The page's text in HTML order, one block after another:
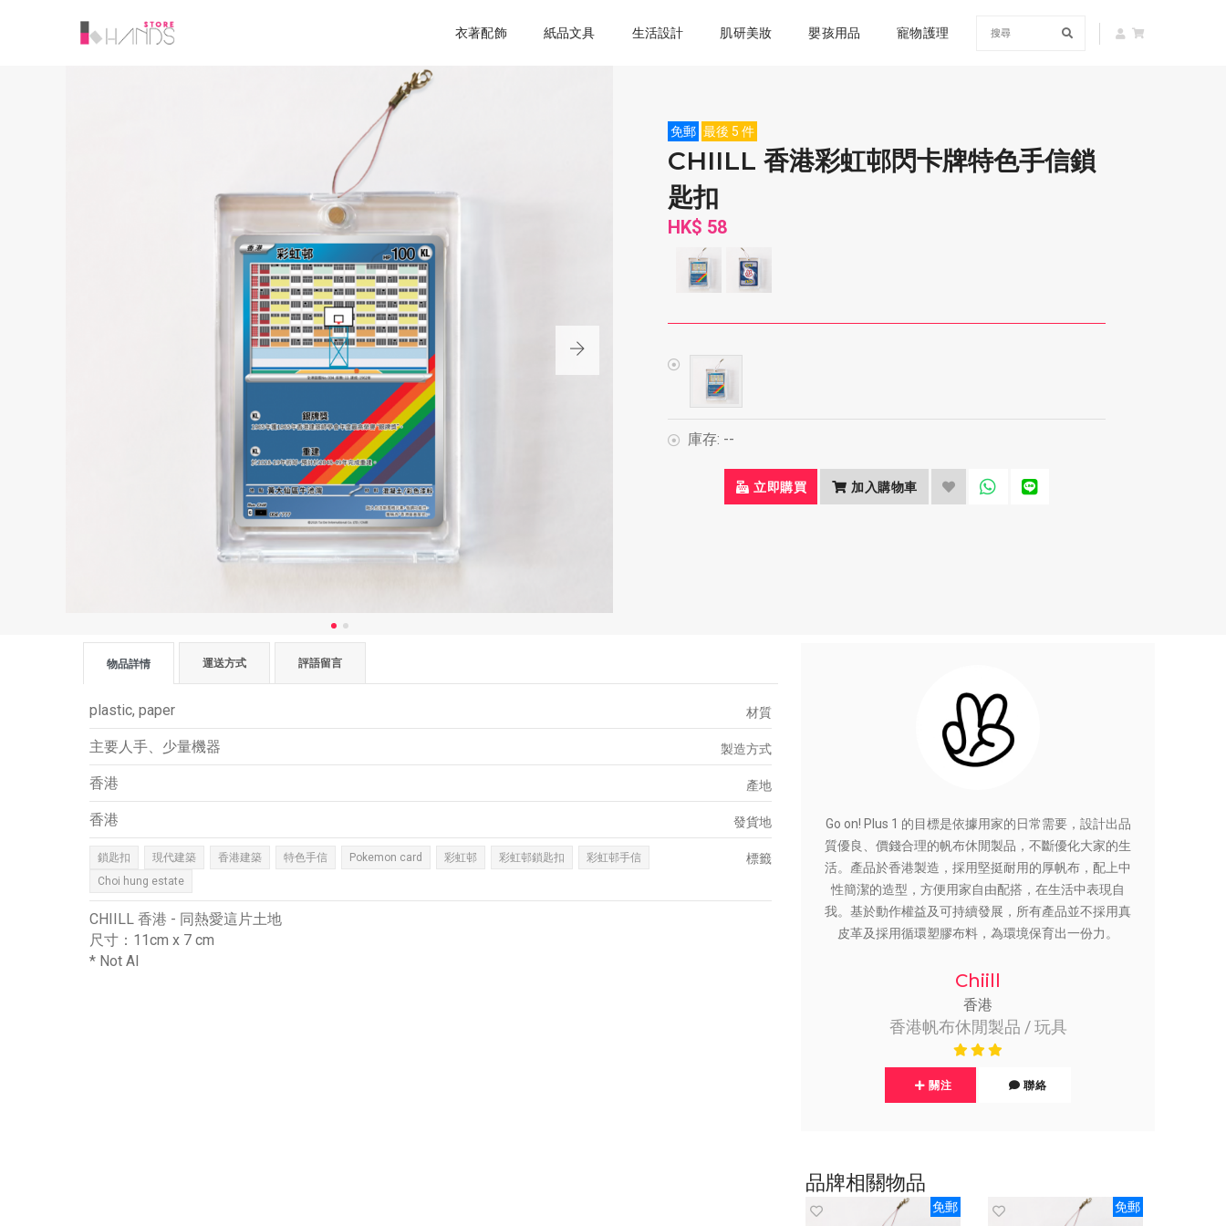
衣著配飾 紙品文具 生活設計 肌研美妝 嬰孩用品 寵物護理
免郵 最後 5 件
CHIILL 香港彩虹邨閃卡牌特色手信鎖
匙扣
HK$ 58
庫存: --
立即購買 加入購物車
物品詳情 運送方式 評語留言
材質
plastic, paper
製造方式
主要人手、少量機器
產地
香港
發貨地
香港
標籤
鎖匙扣 現代建築 香港建築 特色手信 Pokemon card 彩虹邨 彩虹邨鎖匙扣
彩虹邨手信
Choi hung estate
CHIILL 香港 - 同熱愛這片土地
尺寸：11cm x 7 cm
* Not AI
Go on! Plus 1 的目標是依據用家的日常需要，設計出品
質優良、價錢合理的帆布休閒製品，不斷優化大家的生
活。產品於香港製造，採用堅挺耐用的厚帆布，配上中
性簡潔的造型，方便用家自由配搭，在生活中表現自
我。基於動作權益及可持續發展，所有產品並不採用真
皮革及採用循環塑膠布料，為環境保育出一份力。
Chiill
香港
香港帆布休閒製品 / 玩具
關注 聯絡
品牌相關物品
免郵 免郵